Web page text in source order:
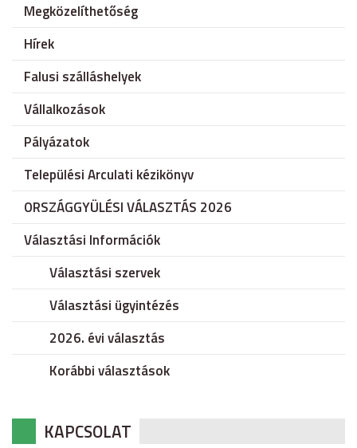
Megközelíthetőség
Hírek
Falusi szálláshelyek
Vállalkozások
Pályázatok
Települési Arculati kézikönyv
ORSZÁGGYÜLÉSI VÁLASZTÁS 2026
Választási Információk
Választási szervek
Választási ügyintézés
2026. évi választás
Korábbi választások
KAPCSOLAT